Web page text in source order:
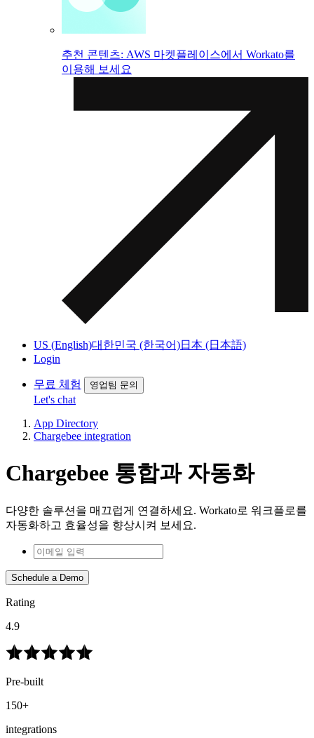
추천 콘텐츠: AWS 마켓플레이스에서 Workato를
이용해 보세요
US (English)대한민국 (한국어)日本 (日本語)
Login
무료 체험 영업팀 문의
Let's chat
App Directory
Chargebee integration
Chargebee 통합과 자동화
다양한 솔루션을 매끄럽게 연결하세요. Workato로 워크플로를
자동화하고 효율성을 향상시켜 보세요.
Schedule a Demo
Rating
4.9
Pre-built
150+
integrations